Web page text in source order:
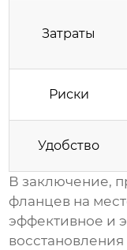
Затраты
Риски
Удобство
В заключение,
фланцев на
эффективное и